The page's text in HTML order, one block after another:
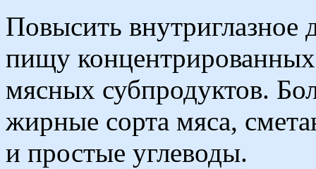
Повысить внутриглазное
пищу
мясных субпродуктов.
жирные сорта мяса,
и простые углеводы.